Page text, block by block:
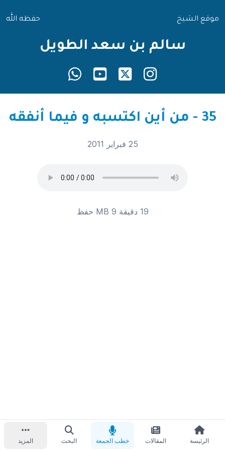
موقع الشيخ حفظه الله
سالم بن سعد الطويل
35 - من أين اكتسبه و فيما أنفقه
25 فبراير 2011
19 دقيقة 9 MB حفظ
الرئيسة المقالات خطب الجمعة البحث المزيد